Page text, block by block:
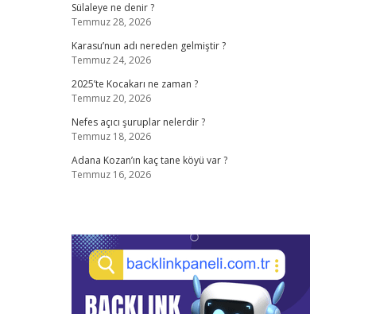
Sülaleye ne denir ?
Temmuz 28, 2026
Karasu’nun adı nereden gelmiştir ?
Temmuz 24, 2026
2025’te Kocakarı ne zaman ?
Temmuz 20, 2026
Nefes açıcı şuruplar nelerdir ?
Temmuz 18, 2026
Adana Kozan’ın kaç tane köyü var ?
Temmuz 16, 2026